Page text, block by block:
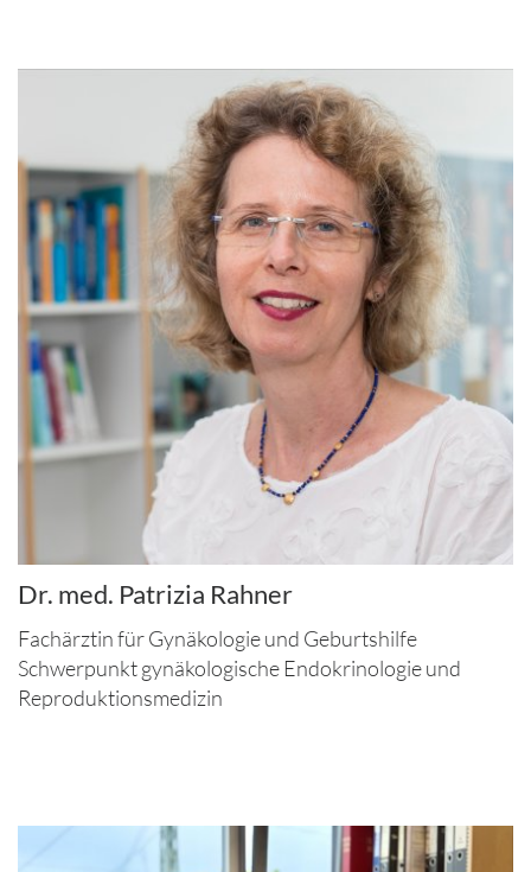
Dr. med. Patrizia Rahner
Fachärztin für Gynäkologie und Geburtshilfe
Schwerpunkt gynäkologische Endokrinologie und
Reproduktionsmedizin